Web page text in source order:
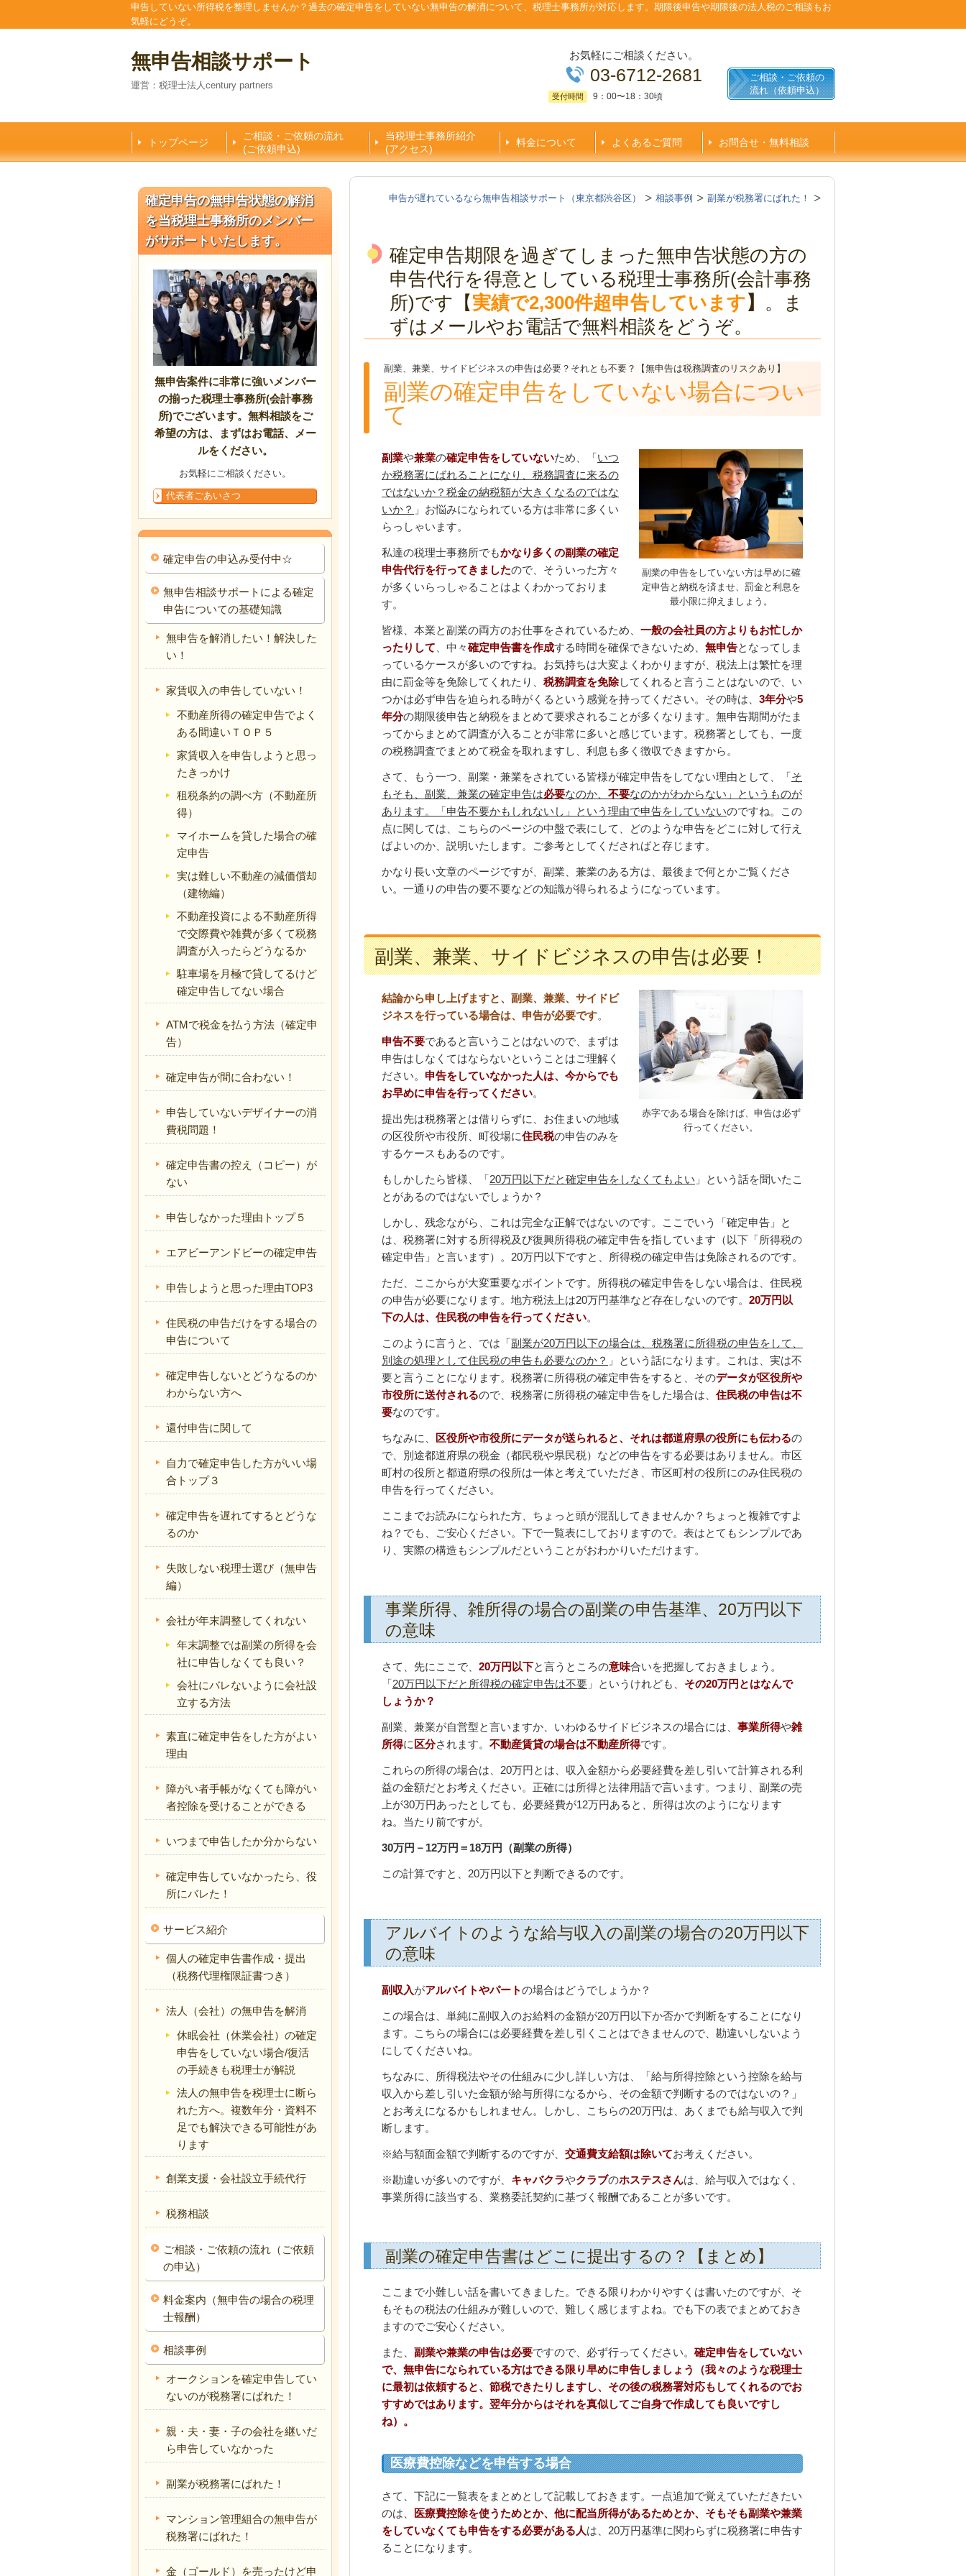
申告していない所得税を整理しませんか？過去の確定申告をしていない無申告の解消について、税理士事務所が対応します。期限後申告や期限後の法人税のご相談もお
気軽にどうぞ。
無申告相談サポート
運営：税理士法人century partners
お気軽にご相談ください。
03-6712-2681
受付時間 9：00〜18：30頃
ご相談・ご依頼の
流れ（依頼申込）
トップページ
ご相談・ご依頼の流れ
(ご依頼申込)
当税理士事務所紹介
(アクセス)
料金について よくあるご質問 お問合せ・無料相談
申告が遅れているなら無申告相談サポート（東京都渋谷区） 相談事例 副業が税務署にばれた！
確定申告期限を過ぎてしまった無申告状態の方の
申告代行を得意としている税理士事務所(会計事務
所)です【実績で2,300件超申告しています】 。ま
ずはメールやお電話で無料相談をどうぞ。
副業、兼業、サイドビジネスの申告は必要？それとも不要？【無申告は税務調査のリスクあり】
副業の確定申告をしていない場合につい
て
副業の申告をしていない方は早めに確
定申告と納税を済ませ、罰金と利息を
最小限に抑えましょう。
副業や兼業の確定申告をしていないため、「いつ
か税務署にばれることになり、税務調査に来るの
ではないか？税金の納税額が大きくなるのではな
いか？ 」お悩みになられている方は非常に多くい
らっしゃいます。
私達の税理士事務所でもかなり多くの副業の確定
申告代行を行ってきましたので、そういった方々
が多くいらっしゃることはよくわかっておりま
す。
皆様、本業と副業の両方のお仕事をされているため、 一般の会社員の方よりもお忙しか
ったりして 、中々確定申告書を作成する時間を確保できないため、 無申告となってしま
っているケースが多いのですね。お気持ちは大変よくわかりますが、税法上は繁忙を理
由に罰金等を免除してくれたり、 税務調査を免除してくれると言うことはないので、い
つかは必ず申告を迫られる時がくるという感覚を持ってください。その時は、 3年分や5
年分の期限後申告と納税をまとめて要求されることが多くなります。無申告期間がたま
ってからまとめて調査が入ることが非常に多いと感じています。税務署としても、一度
の税務調査でまとめて税金を取れますし、利息も多く徴収できますから。
さて、もう一つ、副業・兼業をされている皆様が確定申告をしてない理由として、「そ
もそも、副業、兼業の確定申告は必要なのか、 不要なのかがわからない」というものが
あります。「申告不要かもしれないし」という理由で申告をしていないのですね。この
点に関しては、こちらのページの中盤で表にして、どのような申告をどこに対して行え
ばよいのか、説明いたします。ご参考としてくださればと存じます。
かなり長い文章のページですが、副業、兼業のある方は、最後まで何とかご覧くださ
い。一通りの申告の要不要などの知識が得られるようになっています。
副業、兼業、サイドビジネスの申告は必要！
赤字である場合を除けば、申告は必ず
行ってください。
結論から申し上げますと、副業、兼業、サイドビ
ジネスを行っている場合は、申告が必要です。
申告不要であると言いうことはないので、まずは
申告はしなくてはならないということはご理解く
ださい。 申告をしていなかった人は、今からでも
お早めに申告を行ってください。
提出先は税務署とは借りらずに、お住まいの地域
の区役所や市役所、町役場に住民税の申告のみを
するケースもあるのです。
もしかしたら皆様、「20万円以下だと確定申告をしなくてもよい 」という話を聞いたこ
とがあるのではないでしょうか？
しかし、残念ながら、これは完全な正解ではないのです。ここでいう「確定申告」と
は、税務署に対する所得税及び復興所得税の確定申告を指しています（以下「所得税の
確定申告」と言います）。20万円以下ですと、所得税の確定申告は免除されるのです。
ただ、ここからが大変重要なポイントです。所得税の確定申告をしない場合は、住民税
の申告が必要になります。地方税法上は20万円基準など存在しないのです。 20万円以
下の人は、住民税の申告を行ってください。
このように言うと、では「副業が20万円以下の場合は、税務署に所得税の申告をして、
別途の処理として住民税の申告も必要なのか？ 」という話になります。これは、実は不
要と言うことになります。税務署に所得税の確定申告をすると、そのデータが区役所や
市役所に送付されるので、税務署に所得税の確定申告をした場合は、 住民税の申告は不
要なのです。
ちなみに、 区役所や市役所にデータが送られると、それは都道府県の役所にも伝わるの
で、別途都道府県の税金（都民税や県民税）などの申告をする必要はありません。市区
町村の役所と都道府県の役所は一体と考えていただき、市区町村の役所にのみ住民税の
申告を行ってください。
ここまでお読みになられた方、ちょっと頭が混乱してきませんか？ちょっと複雑ですよ
ね？でも、ご安心ください。下で一覧表にしておりますので。表はとてもシンプルであ
り、実際の構造もシンプルだということがおわかりいただけます。
事業所得、雑所得の場合の副業の申告基準、20万円以下
の意味
さて、先にここで、 20万円以下と言うところの意味合いを把握しておきましょう。
「20万円以下だと所得税の確定申告は不要 」というけれども、 その20万円とはなんで
しょうか？
副業、兼業が自営型と言いますか、いわゆるサイドビジネスの場合には、 事業所得や雑
所得に 区分されます。 不動産賃貸の場合は不動産所得です。
これらの所得の場合は、20万円とは、収入金額から必要経費を差し引いて計算される利
益の金額だとお考えください。正確には所得と法律用語で言います。つまり、副業の売
上が30万円あったとしても、必要経費が12万円あると、所得は次のようになります
ね。当たり前ですが。
30万円－12万円＝18万円（副業の所得）
この計算ですと、20万円以下と判断できるのです。
アルバイトのような給与収入の副業の場合の20万円以下
の意味
副収入がアルバイトやパートの場合はどうでしょうか？
この場合は、単純に副収入のお給料の金額が20万円以下か否かで判断をすることになり
ます。こちらの場合には必要経費を差し引くことはできませんので、勘違いしないよう
にしてくださいね。
ちなみに、所得税法やその仕組みに少し詳しい方は、「給与所得控除という控除を給与
収入から差し引いた金額が給与所得になるから、その金額で判断するのではないの？」
とお考えになるかもしれません。しかし、こちらの20万円は、あくまでも給与収入で判
断します。
※給与額面金額で判断するのですが、 交通費支給額は除いてお考えください。
※勘違いが多いのですが、 キャバクラやクラブのホステスさんは、給与収入ではなく、
事業所得に該当する、業務委託契約に基づく報酬であることが多いです。
副業の確定申告書はどこに提出するの？【まとめ】
ここまで小難しい話を書いてきました。できる限りわかりやすくは書いたのですが、そ
もそもの税法の仕組みが難しいので、難しく感じますよね。でも下の表でまとめておき
ますのでご安心ください。
また、 副業や兼業の申告は必要ですので、必ず行ってください。 確定申告をしていない
で、無申告になられている方はできる限り早めに申告しましょう（我々のような税理士
に最初は依頼すると、節税できたりしますし、その後の税務署対応もしてくれるのでお
すすめではあります。翌年分からはそれを真似してご自身で作成しても良いですし
ね）。
医療費控除などを申告する場合
さて、下記に一覧表をまとめとして記載しておきます。一点追加で覚えていただきたい
のは、
医療費控除を使うためとか、他に配当所得があるためとか、そもそも副業や兼業
をしていなくても申告をする必要がある人は、20万円基準に関わらずに税務署に申告す
ることになります。
確定申告の無申告状態の解消
を当税理士事務所のメンバー
がサポートいたします。
無申告案件に非常に強いメンバー
の揃った税理士事務所(会計事務
所)でございます。無料相談をご
希望の方は、まずはお電話、メー
ルをください。
お気軽にご相談ください。
代表者ごあいさつ
確定申告の申込み受付中☆
無申告相談サポートによる確定
申告についての基礎知識
無申告を解消したい！解決した
い！
家賃収入の申告していない！
不動産所得の確定申告でよく
ある間違いＴＯＰ５
家賃収入を申告しようと思っ
たきっかけ
租税条約の調べ方（不動産所
得）
マイホームを貸した場合の確
定申告
実は難しい不動産の減価償却
（建物編）
不動産投資による不動産所得
で交際費や雑費が多くて税務
調査が入ったらどうなるか
駐車場を月極で貸してるけど
確定申告してない場合
ATMで税金を払う方法（確定申
告）
確定申告が間に合わない！
申告していないデザイナーの消
費税問題！
確定申告書の控え（コピー）が
ない
申告しなかった理由トップ５
エアビーアンドビーの確定申告
申告しようと思った理由TOP3
住民税の申告だけをする場合の
申告について
確定申告しないとどうなるのか
わからない方へ
還付申告に関して
自力で確定申告した方がいい場
合トップ３
確定申告を遅れてするとどうな
るのか
失敗しない税理士選び（無申告
編）
会社が年末調整してくれない
年末調整では副業の所得を会
社に申告しなくても良い？
会社にバレないように会社設
立する方法
素直に確定申告をした方がよい
理由
障がい者手帳がなくても障がい
者控除を受けることができる
いつまで申告したか分からない
確定申告していなかったら、役
所にバレた！
サービス紹介
個人の確定申告書作成・提出
（税務代理権限証書つき）
法人（会社）の無申告を解消
休眠会社（休業会社）の確定
申告をしていない場合/復活
の手続きも税理士が解説
法人の無申告を税理士に断ら
れた方へ。複数年分・資料不
足でも解決できる可能性があ
ります
創業支援・会社設立手続代行
税務相談
ご相談・ご依頼の流れ（ご依頼
の申込）
料金案内（無申告の場合の税理
士報酬）
相談事例
オークションを確定申告してい
ないのが税務署にばれた！
親・夫・妻・子の会社を継いだ
ら申告していなかった
副業が税務署にばれた！
マンション管理組合の無申告が
税務署にばれた！
金（ゴールド）を売ったけど申